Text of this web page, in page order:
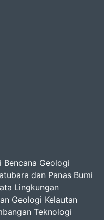
Geologi
dan Panas Bumi
Lingkungan
Geologi Kelautan
Teknologi